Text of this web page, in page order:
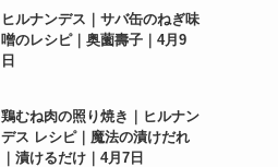
ヒルナンデス｜サバ缶のねぎ味
噌のレシピ｜奥薗壽子｜4月9
日
鶏むね肉の照り焼き｜ヒルナン
デス レシピ｜魔法の漬けだれ
｜漬けるだけ｜4月7日